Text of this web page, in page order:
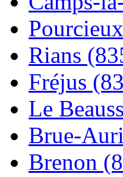
Rians
Fréjus
Le
Brue-
Brenon